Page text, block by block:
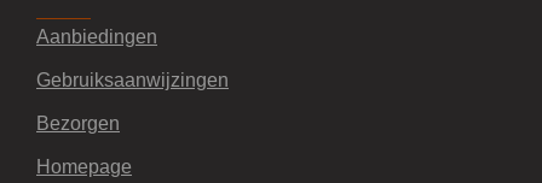
Aanbiedingen
Gebruiksaanwijzingen
Bezorgen
Homepage